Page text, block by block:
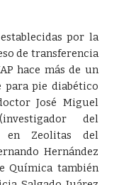
por la
de transferencia
hace más de un
para pie diabético
José Miguel
del
en Zeolitas del
Hernández
Química también